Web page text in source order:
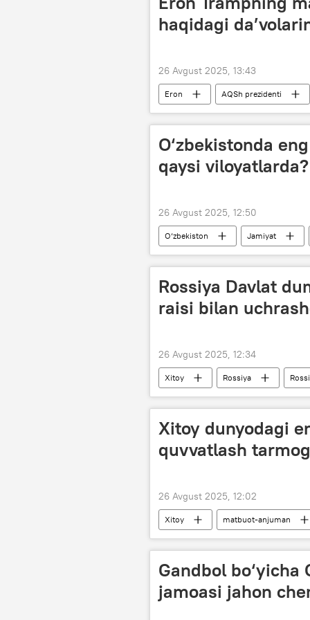
Milliy statistika qo‘mitasi
haqidagi
26 Avgust 2025, 13:43
Eron AQSh prezidenti
Dunyo yangiliklari
Dunyoda
O‘zbekistonda
qaysi viloyatlarda?
26 Avgust 2025, 12:50
O‘zbekiston Jamiyat
Toshkent
Rossiya Davlat
raisi bilan
26 Avgust 2025, 12:34
Xitoy Rossiya
Vacheslav Volodin
Si Szinpin
Xitoy dunyodagi
quvvatlash
26 Avgust 2025, 12:02
Xitoy matbuot-anjuman
Gandbol bo‘yicha
jamoasi jahon